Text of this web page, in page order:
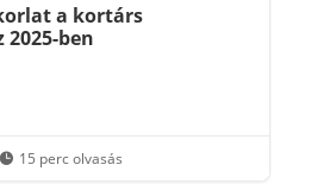
a kortárs
ben
 15 perc olvasás